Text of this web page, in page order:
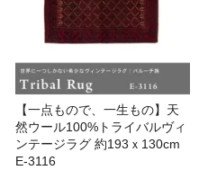
【一点もので、一生もの】天
然ウール100%トライバルヴィ
ンテージラグ 約193ｘ130cm
E-3116